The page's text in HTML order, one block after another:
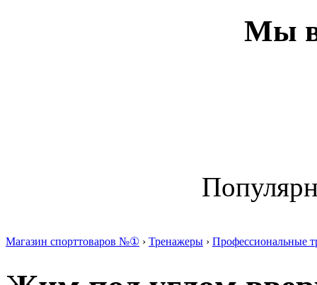
Мы в
Магазин спорттоваров №① › Тренажеры › Профессиональные